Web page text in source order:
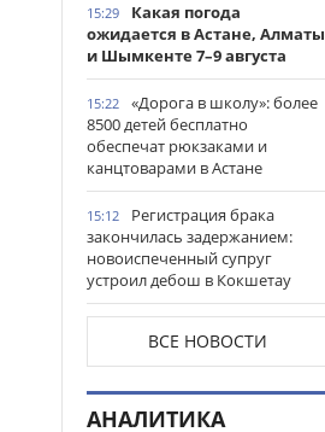
15:29
Какая погода
ожидается в Астане, Алматы
и Шымкенте 7–9 августа
15:22
«Дорога в школу»: более
8500 детей бесплатно
обеспечат рюкзаками и
канцтоварами в Астане
15:12
Регистрация брака
закончилась задержанием:
новоиспеченный супруг
устроил дебош в Кокшетау
Сауран началась реставрация
исторических памятников
14:53
Выезд на встречную
ВСЕ НОВОСТИ
АНАЛИТИКА